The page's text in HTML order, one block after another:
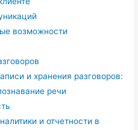
возможности
и хранения разговоров:
речи
и отчетности в